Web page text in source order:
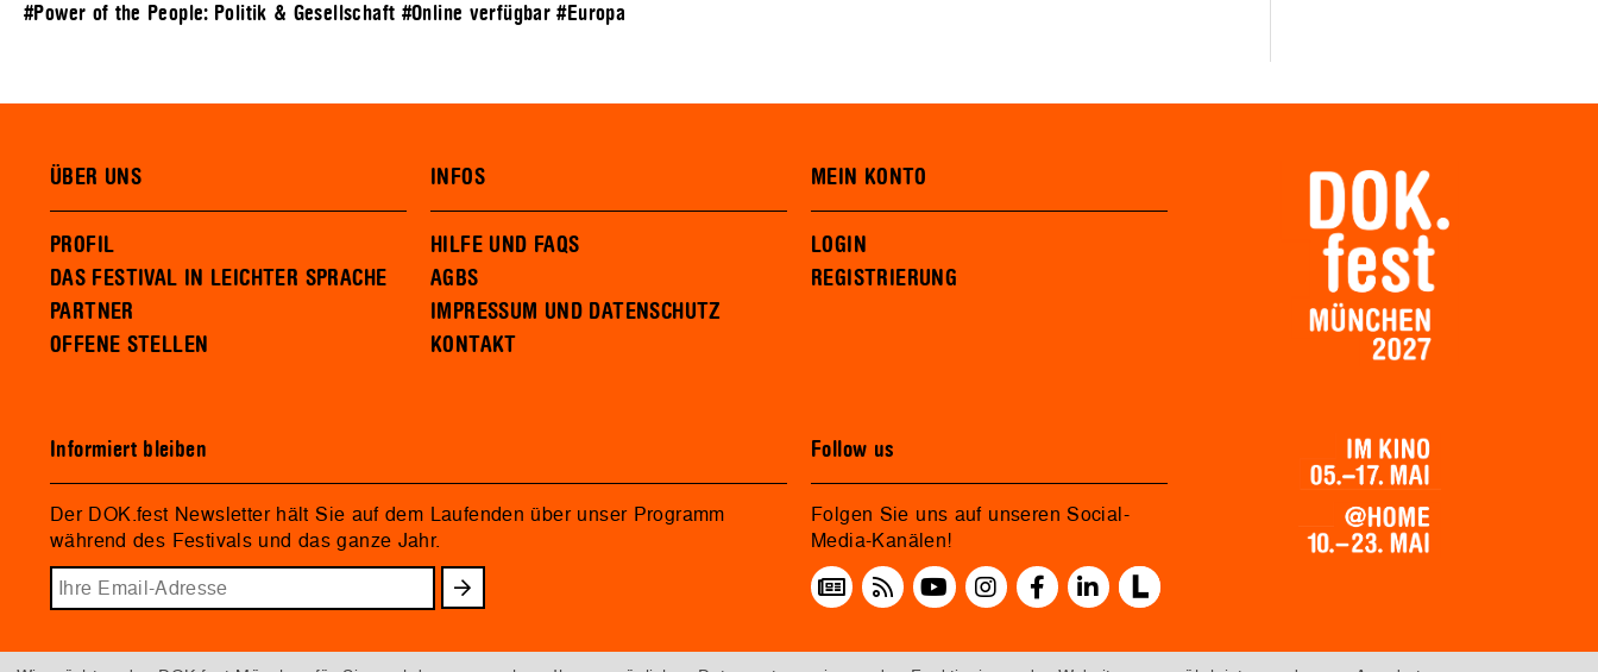
#Power of the People: Politik & Gesellschaft #Online verfügbar #Europa
ÜBER UNS
PROFIL
DAS FESTIVAL IN LEICHTER SPRACHE
PARTNER
OFFENE STELLEN
INFOS
HILFE UND FAQS
AGBS
IMPRESSUM UND DATENSCHUTZ
KONTAKT
MEIN KONTO
LOGIN
REGISTRIERUNG
Informiert bleiben
Der DOK.fest Newsletter hält Sie auf dem Laufenden über unser Programm
während des Festivals und das ganze Jahr.
Follow us
Folgen Sie uns auf unseren Social-
Media-Kanälen!